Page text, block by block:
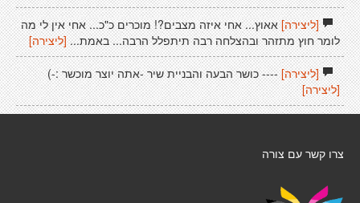
[ליצירה]אאוץ... אחי איזה מצבים?! מוכרים כ"כ... אחי אין לי מה
לומר חוץ מתזהר ובהצלחה רבה תיתפלל הרבה... באמת... [ליצירה]
[ליצירה]---- כושר הבעה והבניית שיר -אתה יוצר מוכשר :-)
[ליצירה]
צרו קשר עם צורה